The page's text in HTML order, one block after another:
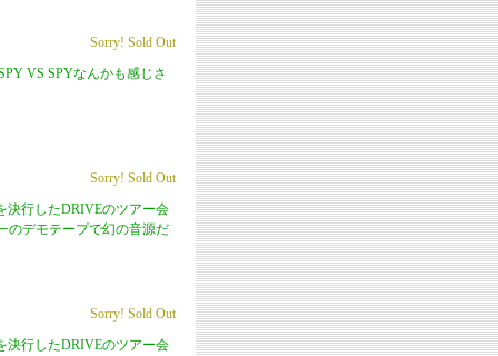
Sorry! Sold Out
VS SPYなんかも感じさ
Sorry! Sold Out
決行したDRIVEのツアー会
のデモテープで幻の音源だ
Sorry! Sold Out
決行したDRIVEのツアー会